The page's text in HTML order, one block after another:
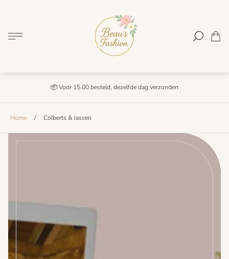
Winkel
logo"
Lijst.
📦 Voor 15.00 besteld, dezelfde dag verzonden
Home / Colberts & Jassen